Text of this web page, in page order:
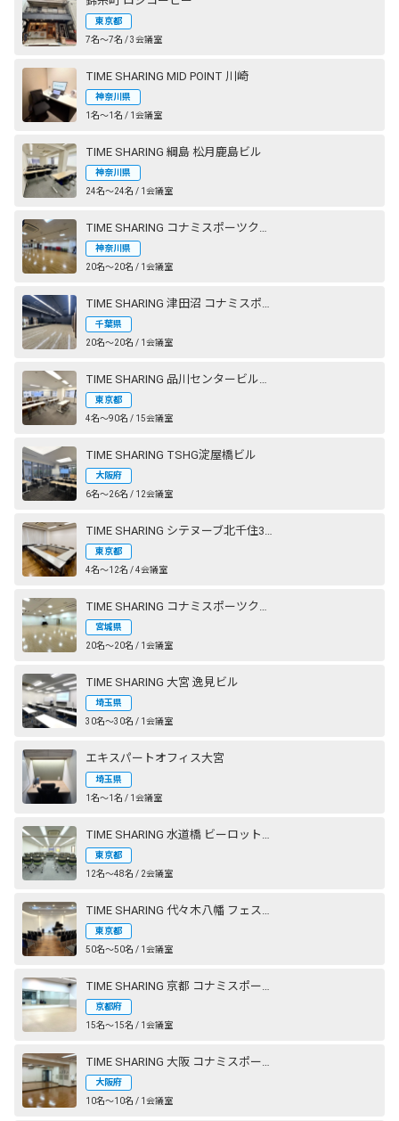
東京都
7名〜7名 / 3会議室
TIME SHARING MID POINT 川崎
神奈川県
1名〜1名 / 1会議室
TIME SHARING 綱島 松月鹿島ビル
神奈川県
24名〜24名 / 1会議室
神奈川県
20名〜20名 / 1会議室
千葉県
20名〜20名 / 1会議室
TIME SHARING 品川センタービルディング
東京都
4名〜90名 / 15会議室
TIME SHARING TSHG淀屋橋ビル
大阪府
6名〜26名 / 12会議室
TIME SHARING シテヌーブ北千住30A棟
東京都
4名〜12名 / 4会議室
TIME SHARING コナミスポーツクラブ 仙台長町
宮城県
20名〜20名 / 1会議室
TIME SHARING 大宮 逸見ビル
埼玉県
30名〜30名 / 1会議室
エキスパートオフィス大宮
埼玉県
1名〜1名 / 1会議室
東京都
12名〜48名 / 2会議室
東京都
50名〜50名 / 1会議室
京都府
15名〜15名 / 1会議室
大阪府
10名〜10名 / 1会議室